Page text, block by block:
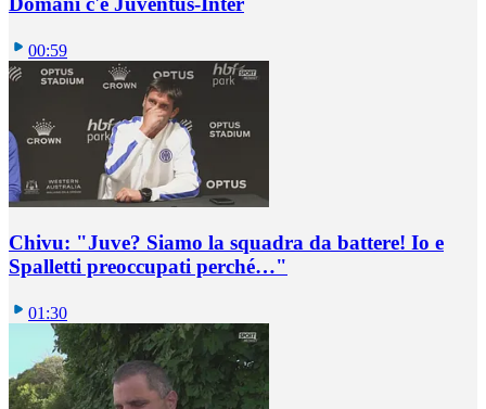
00:59
Chivu: "Juve? Siamo la squadra da battere! Io e
Spalletti preoccupati perché…"
01:30